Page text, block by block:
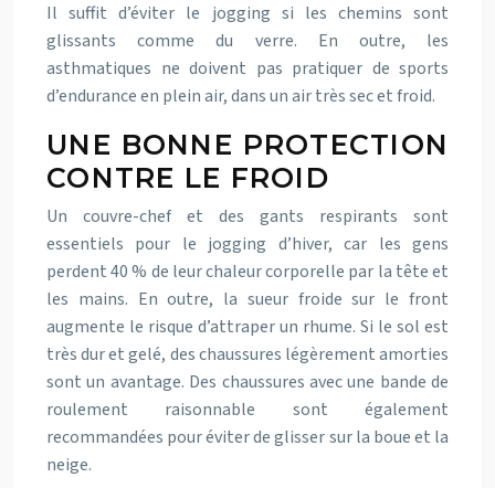
Il suffit d’éviter le jogging si les chemins sont
glissants comme du verre. En outre, les
asthmatiques ne doivent pas pratiquer de sports
d’endurance en plein air, dans un air très sec et froid.
UNE BONNE PROTECTION
CONTRE LE FROID
Un couvre-chef et des gants respirants sont
essentiels pour le jogging d’hiver, car les gens
perdent 40 % de leur chaleur corporelle par la tête et
les mains. En outre, la sueur froide sur le front
augmente le risque d’attraper un rhume. Si le sol est
très dur et gelé, des chaussures légèrement amorties
sont un avantage. Des chaussures avec une bande de
roulement raisonnable sont également
recommandées pour éviter de glisser sur la boue et la
neige.